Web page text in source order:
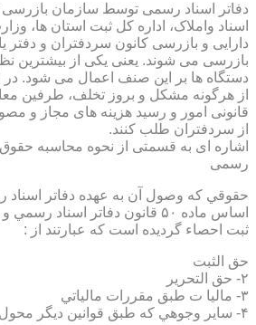
دفاتر اسناد رسمی توسط سازمان
اسناد واملاک، اداره کل ثبت استان ها،
دارایی و بازرسی کانون سردفتران و دفتر
بازرسی می شوند. یعنی یکی از بیشترین
دستگاه ها بر این صنف اعمال می شود. در
از هرگونه مشکل و بروز تخلف، طرفین
قانونی امور و رسید هزینه های مجاز و
از سردفتران طلب کنند.
اشاره ای به قسمتی از نحوه محاسبه حقوق
رسمی
حقوقي كه وصول آن به عهده دفاتر اسناد
ثبت احصاء گرديده است كه عبارتند از :
حق الثبت
۲- حق التحرير
۳- ماليا ت طبق مقررات مالياتي
۴- ساير وجوهي كه طبق قوانين ديگر محول شده باشد